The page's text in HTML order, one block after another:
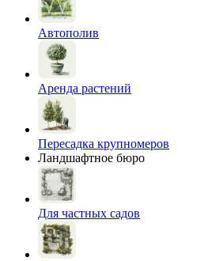
Автополив
Аренда растений
Пересадка крупномеров
Ландшафтное бюро
Для частных садов